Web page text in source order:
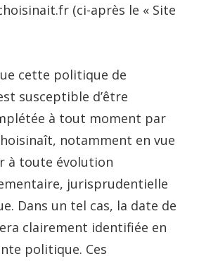
(ci-après le « Site
cette politique de
susceptible d’être
à tout moment par
notamment en vue
à toute évolution
jurisprudentielle
Dans un tel cas, la date de
clairement identifiée en
politique. Ces